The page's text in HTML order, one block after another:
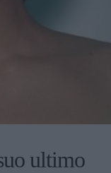
ultimo